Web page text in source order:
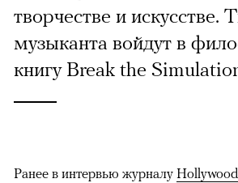
творчестве и искусстве.
музыканта войдут в
книгу Break the
Ранее в интервью журналу